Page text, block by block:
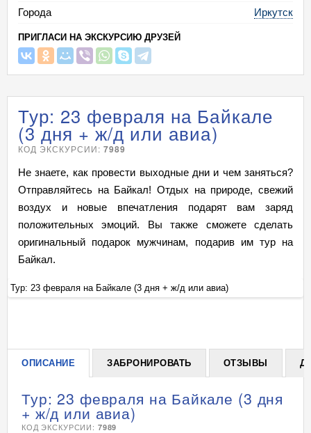
Города
Иркутск
ПРИГЛАСИ НА ЭКСКУРСИЮ ДРУЗЕЙ
Тур: 23 февраля на Байкале
(3 дня + ж/д или авиа)
КОД ЭКСКУРСИИ:7989
Не знаете, как провести выходные дни и чем заняться?
Отправляйтесь на Байкал! Отдых на природе, свежий
воздух и новые впечатления подарят вам заряд
положительных эмоций. Вы также сможете сделать
оригинальный подарок мужчинам, подарив им тур на
Байкал.
Тур: 23 февраля на Байкале (3 дня + ж/д или авиа)
ОПИСАНИЕ ЗАБРОНИРОВАТЬ ОТЗЫВЫ
Тур: 23 февраля на Байкале (3 дня
+ ж/д или авиа)
КОД ЭКСКУРСИИ: 7989